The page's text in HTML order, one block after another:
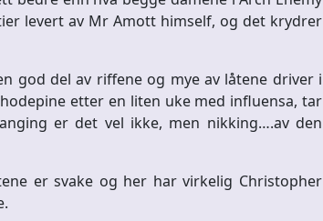
levert av Mr Amott himself, og det krydrer
god del av riffene og mye av låtene driver i
etter en liten uke med influensa, tar
er det vel ikke, men nikking….av den
er svake og her har virkelig Christopher